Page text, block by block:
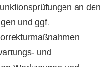
an den
und ggf.
und